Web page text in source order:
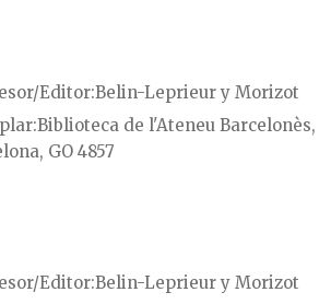
Editor Belin-Leprieur y Morizot
Biblioteca de l'Ateneu Barcelonès,
GO 4857
Editor Belin-Leprieur y Morizot